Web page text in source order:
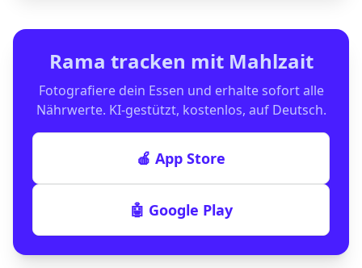
Rama tracken mit Mahlzait
Fotografiere dein Essen und erhalte sofort alle
Nährwerte. KI-gestützt, kostenlos, auf Deutsch.
🍎 App Store
🤖 Google Play